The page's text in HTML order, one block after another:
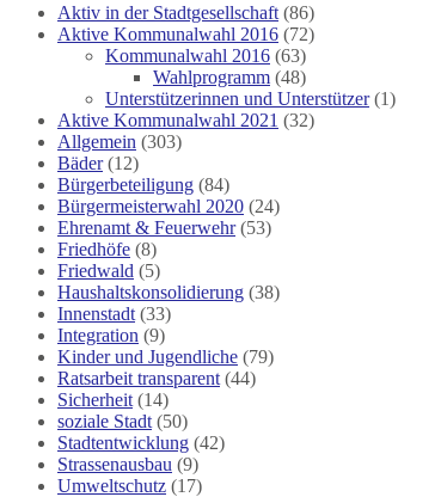
Aktiv in der Stadtgesellschaft (86)
Aktive Kommunalwahl 2016 (72)
Kommunalwahl 2016 (63)
Wahlprogramm (48)
Unterstützerinnen und Unterstützer(1)
Aktive Kommunalwahl 2021 (32)
Allgemein (303)
Bäder(12)
Bürgerbeteiligung (84)
Bürgermeisterwahl 2020 (24)
Ehrenamt & Feuerwehr(53)
Friedhöfe (8)
Friedwald (5)
Haushaltskonsolidierung (38)
Innenstadt (33)
Integration (9)
Kinder und Jugendliche (79)
Ratsarbeit transparent (44)
Sicherheit (14)
soziale Stadt (50)
Stadtentwicklung (42)
Strassenausbau (9)
Umweltschutz (17)